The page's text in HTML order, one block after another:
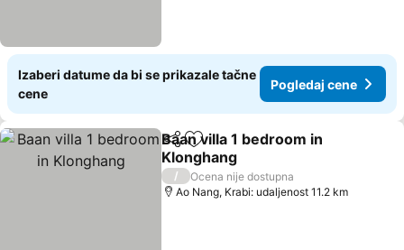
Izaberi datume da bi se prikazale tačne
cene
Pogledaj cene
Deli Dodati u favorite
Baan villa 1 bedroom in
Klonghang
/
Ocena nije dostupna
Ao Nang, Krabi: udaljenost 11.2 km